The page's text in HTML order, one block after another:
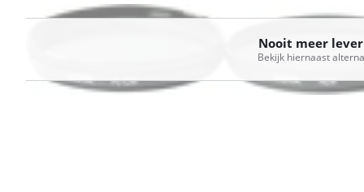
Nooit meer
Bekijk hiernaast